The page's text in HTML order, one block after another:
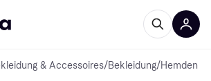
& Accessoires/Bekleidung/Hemden